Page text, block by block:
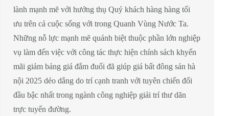
lành mạnh mẽ với hưởng thụ Quý khách hàng hàng tối
ưu trên cả cuộc sống với trong Quanh Vùng Nước Ta.
Những nỗ lực mạnh mẽ quánh biệt thuộc phần lớn nghiệp
vụ làm đến việc với công tác thực hiện chính sách khyến
mãi giảm bảng giá đắm đuối đã giúp giá bất đông sản hà
nội 2025 dẻo dẳng do trí cạnh tranh với tuyên chiến đối
đầu bậc nhất trong ngành công nghiệp giải trí thư dãn
trực tuyến đường.